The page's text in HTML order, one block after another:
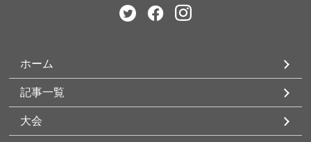
ホーム
記事一覧
大会